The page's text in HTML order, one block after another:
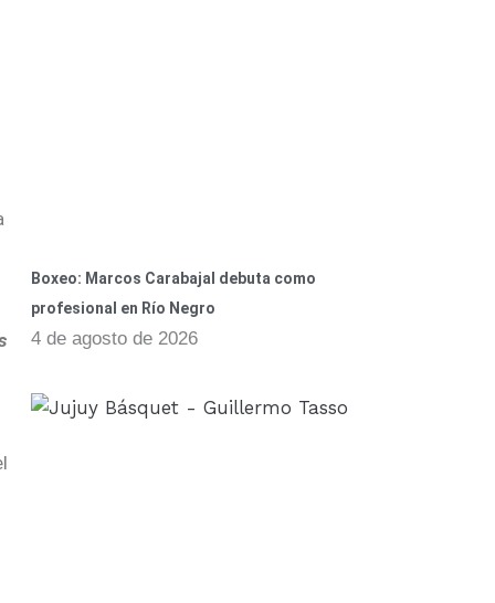
Boxeo: Marcos Carabajal debuta como
profesional en Río Negro
4 de agosto de 2026